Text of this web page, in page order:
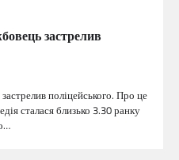
застрелив
поліцейського. Про це
сталася близько 3.30 ранку